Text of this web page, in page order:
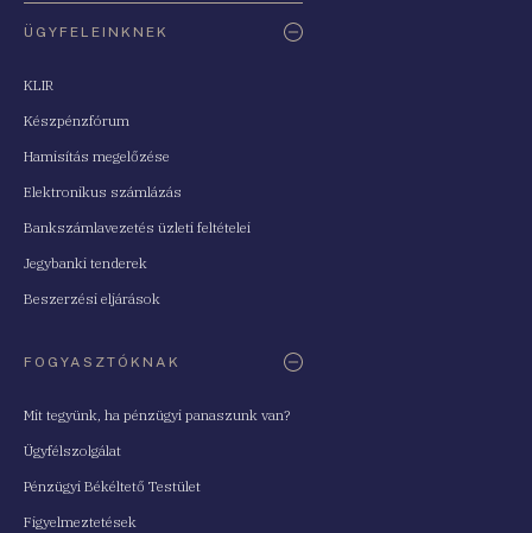
ÜGYFELEINKNEK
KLIR
Készpénzfórum
Hamisítás megelőzése
Elektronikus számlázás
Bankszámlavezetés üzleti feltételei
Jegybanki tenderek
Beszerzési eljárások
FOGYASZTÓKNAK
Mit tegyünk, ha pénzügyi panaszunk van?
Ügyfélszolgálat
Pénzügyi Békéltető Testület
Figyelmeztetések